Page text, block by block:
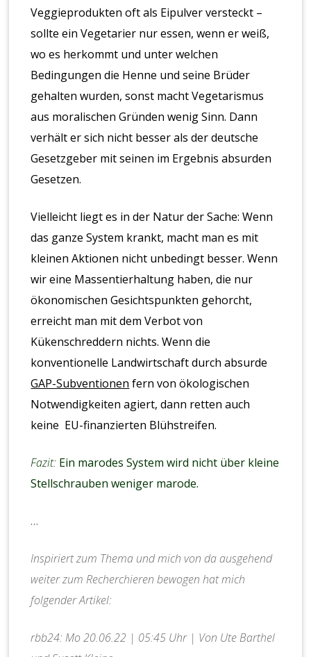
Veggieprodukten oft als Eipulver versteckt –
sollte ein Vegetarier nur essen, wenn er weiß,
wo es herkommt und unter welchen
Bedingungen die Henne und seine Brüder
gehalten wurden, sonst macht Vegetarismus
aus moralischen Gründen wenig Sinn. Dann
verhält er sich nicht besser als der deutsche
Gesetzgeber mit seinen im Ergebnis absurden
Gesetzen.
Vielleicht liegt es in der Natur der Sache: Wenn
das ganze System krankt, macht man es mit
kleinen Aktionen nicht unbedingt besser. Wenn
wir eine Massentierhaltung haben, die nur
ökonomischen Gesichtspunkten gehorcht,
erreicht man mit dem Verbot von
Kükenschreddern nichts. Wenn die
konventionelle Landwirtschaft durch absurde
GAP-Subventionen fern von ökologischen
Notwendigkeiten agiert, dann retten auch
keine EU-finanzierten Blühstreifen.
Fazit: Ein marodes System wird nicht über kleine
Stellschrauben weniger marode.
…
Inspiriert zum Thema und mich von da ausgehend
weiter zum Recherchieren bewogen hat mich
folgender Artikel:
rbb24: Mo 20.06.22 | 05:45 Uhr | Von Ute Barthel